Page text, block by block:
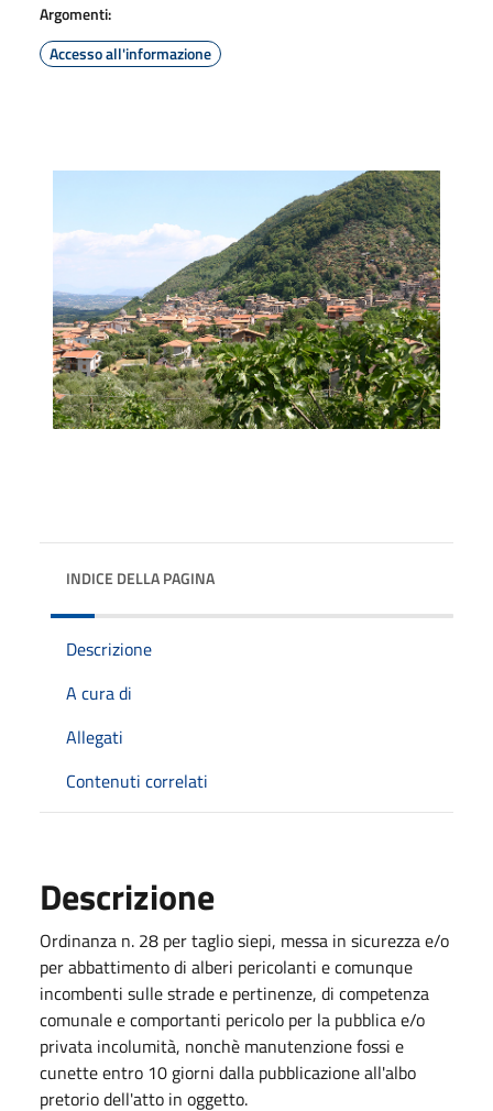
Argomenti:
Accesso all'informazione
INDICE DELLA PAGINA
Descrizione
A cura di
Allegati
Contenuti correlati
Descrizione
Ordinanza n. 28 per taglio siepi, messa in sicurezza e/o
per abbattimento di alberi pericolanti e comunque
incombenti sulle strade e pertinenze, di competenza
comunale e comportanti pericolo per la pubblica e/o
privata incolumità, nonchè manutenzione fossi e
cunette entro 10 giorni dalla pubblicazione all'albo
pretorio dell'atto in oggetto.